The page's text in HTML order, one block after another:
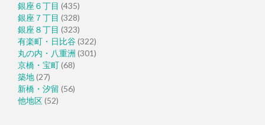
銀座６丁目 (435)
銀座７丁目 (328)
銀座８丁目 (323)
有楽町・日比谷(322)
丸の内・八重洲 (301)
京橋・宝町(68)
築地(27)
新橋・汐留 (56)
他地区(52)